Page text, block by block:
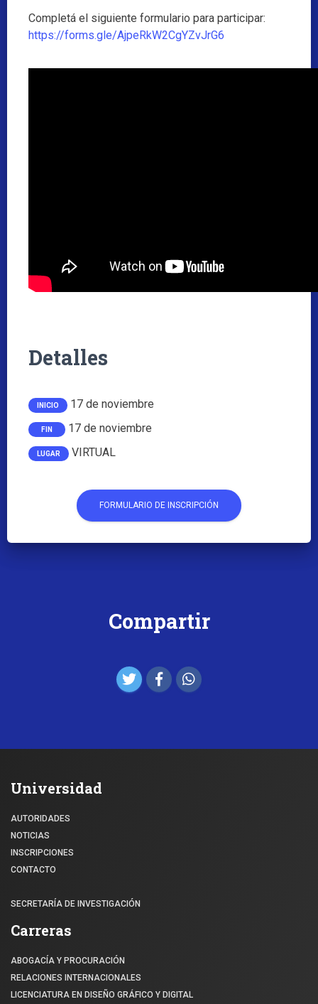
Completá el siguiente formulario para participar:
https://forms.gle/AjpeRkW2CgYZvJrG6
Detalles
INICIO 17 de noviembre
FIN 17 de noviembre
LUGAR VIRTUAL
FORMULARIO DE INSCRIPCIÓN
Compartir
Universidad
AUTORIDADES
NOTICIAS
INSCRIPCIONES
CONTACTO
SECRETARÍA DE INVESTIGACIÓN
Carreras
ABOGACÍA Y PROCURACIÓN
RELACIONES INTERNACIONALES
LICENCIATURA EN DISEÑO GRÁFICO Y DIGITAL